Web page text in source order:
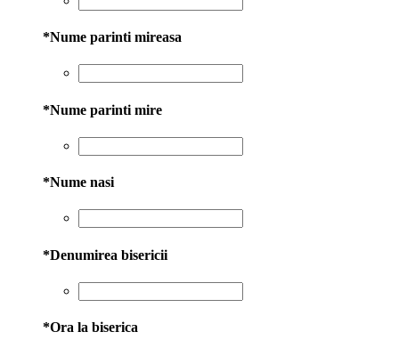
*Nume parinti mireasa
*Nume parinti mire
*Nume nasi
*Denumirea bisericii
*Ora la biserica